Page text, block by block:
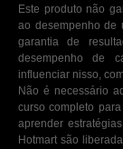
Este produto não
ao desempenho de
garantia de
desempenho de
influenciar nisso,
Não é necessário
curso completo
aprender
Hotmart são